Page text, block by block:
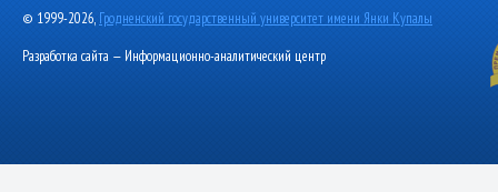
© 1999-2026, Гродненский государственный университет имени Янки Купалы
Разработка сайта — Информационно-аналитический центр